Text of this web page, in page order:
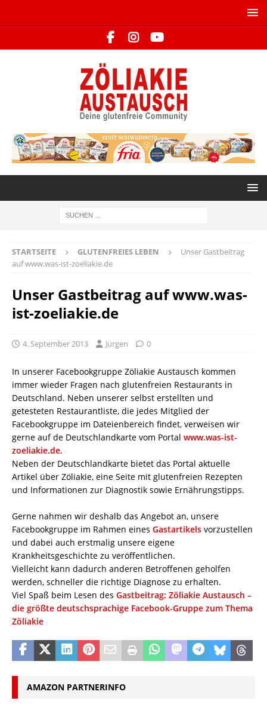
STARTSEITE GLUTENFREIES LEBEN
Unser Gastbeitrag
auf www.was-ist-zoeliakie.de
Unser Gastbeitrag auf www.was-
ist-zoeliakie.de
4. September 2013 Jürgen 0
In unserer Facebookgruppe Zöliakie Austausch kommen
immer wieder Fragen nach glutenfreien Restaurants in
Deutschland. Neben unserer selbst erstellten und
getesteten Restaurantliste, die jedes Mitglied der
Facebookgruppe im Dateienbereich findet, verweisen wir
gerne auf de Deutschlandkarte vom Portal www.was-ist-
zoeliakie.de.
Neben der Deutschlandkarte bietet das Portal aktuelle
Artikel über Zöliakie, eine Seite mit glutenfreien Rezepten
und Informationen zur Diagnostik sowie Ernährungstipps.
Gerne nahmen wir deshalb das Angebot an, unsere
Facebookgruppe im Rahmen eines Gastartikels vorzustellen
und dabei auch erstmalig unsere eigene
Krankheitsgeschichte zu veröffentlichen.
Vielleicht kann dadurch anderen Betroffenen geholfen
werden, schneller die richtige Diagnose zu erhalten.
Viel Spaß beim Lesen des Gastbeitrag: Zöliakie Austausch –
die größte deutschsprachige Facebook-Gruppe zum Thema
Zöliakie
AMAZON PARTNERINFO